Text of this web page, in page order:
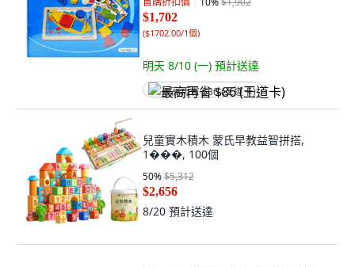
$1,702
($1702.00/1個)
明天 8/10 (一) 預計送達
最高再省 $86 (王道卡)
兒童實木積木 蒙氏早教益智拼搭,
1���, 100個
50%$5,312
$2,656
8/20 預計送達